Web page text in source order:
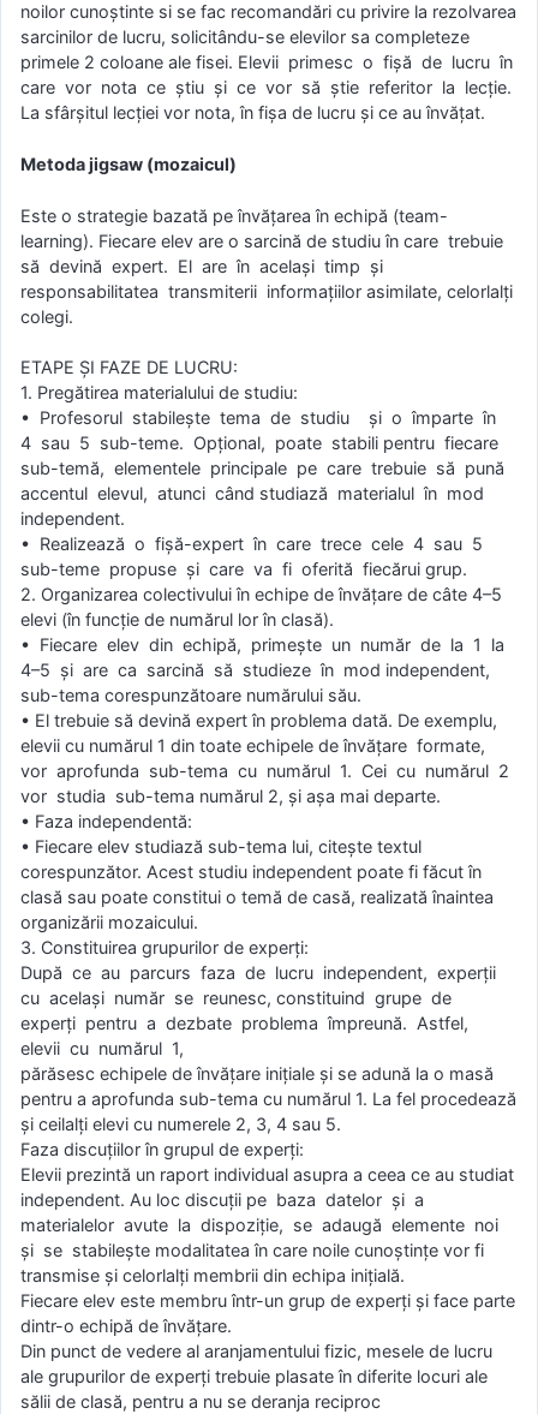
noilor cunoștinte si se fac recomandări cu privire la rezolvarea
sarcinilor de lucru, solicitându-se elevilor sa completeze
primele 2 coloane ale fisei. Elevii primesc o fişă de lucru în
care vor nota ce ştiu şi ce vor să ştie referitor la lecţie.
La sfârşitul lecţiei vor nota, în fişa de lucru şi ce au învăţat.
Metoda jigsaw (mozaicul)
Este o strategie bazată pe învăţarea în echipă (team-
learning). Fiecare elev are o sarcină de studiu în care trebuie
să devină expert. El are în acelaşi timp şi
responsabilitatea transmiterii informaţiilor asimilate, celorlalţi
colegi.
ETAPE ŞI FAZE DE LUCRU:
1. Pregătirea materialului de studiu:
• Profesorul stabileşte tema de studiu şi o împarte în
4 sau 5 sub-teme. Opţional, poate stabili pentru fiecare
sub-temă, elementele principale pe care trebuie să pună
accentul elevul, atunci când studiază materialul în mod
independent.
• Realizează o fişă-expert în care trece cele 4 sau 5
sub-teme propuse şi care va fi oferită fiecărui grup.
2. Organizarea colectivului în echipe de învăţare de câte 4–5
elevi (în funcţie de numărul lor în clasă).
• Fiecare elev din echipă, primeşte un număr de la 1 la
4–5 şi are ca sarcină să studieze în mod independent,
sub-tema corespunzătoare numărului său.
• El trebuie să devină expert în problema dată. De exemplu,
elevii cu numărul 1 din toate echipele de învăţare formate,
vor aprofunda sub-tema cu numărul 1. Cei cu numărul 2
vor studia sub-tema numărul 2, şi aşa mai departe.
• Faza independentă:
• Fiecare elev studiază sub-tema lui, citeşte textul
corespunzător. Acest studiu independent poate fi făcut în
clasă sau poate constitui o temă de casă, realizată înaintea
organizării mozaicului.
3. Constituirea grupurilor de experţi:
După ce au parcurs faza de lucru independent, experţii
cu acelaşi număr se reunesc, constituind grupe de
experţi pentru a dezbate problema împreună. Astfel,
elevii cu numărul 1,
părăsesc echipele de învăţare iniţiale şi se adună la o masă
pentru a aprofunda sub-tema cu numărul 1. La fel procedează
şi ceilalţi elevi cu numerele 2, 3, 4 sau 5.
Faza discuţiilor în grupul de experţi:
Elevii prezintă un raport individual asupra a ceea ce au studiat
independent. Au loc discuţii pe baza datelor şi a
materialelor avute la dispoziţie, se adaugă elemente noi
şi se stabileşte modalitatea în care noile cunoştinţe vor fi
transmise şi celorlalţi membrii din echipa iniţială.
Fiecare elev este membru într-un grup de experţi şi face parte
dintr-o echipă de învăţare.
Din punct de vedere al aranjamentului fizic, mesele de lucru
ale grupurilor de experţi trebuie plasate în diferite locuri ale
sălii de clasă, pentru a nu se deranja reciproc